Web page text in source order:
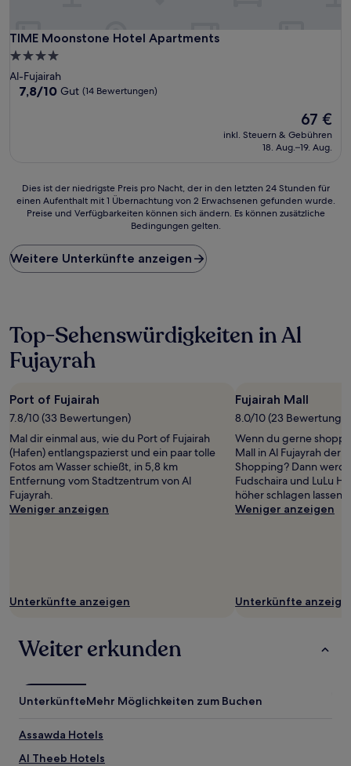
TIME Moonstone Hotel Apartments
TIME Moonstone Hotel Apartments
4.0-
Sterne-
Unterkunft
Al-Fujairah
7.8
7,8/10 Gut (14 Bewertungen)
Der
Preis
beträgt
67 €
inkl. Steuern & Gebühren
18. Aug.–19. Aug.
Dies
ist
Preis
pro
Nacht,
letzten
24 Stunden
für
einen
mit
1 Übernachtung
2 Erwachsenen
gefunden
wurde.
Preise
und
Verfügbarkeiten
zusätzliche
Bedingungen
Dies ist der niedrigste Preis pro Nacht, der in den letzten 24 Stunden für
einen Aufenthalt mit 1 Übernachtung von 2 Erwachsenen gefunden wurde.
Preise und Verfügbarkeiten können sich ändern. Es können zusätzliche
Bedingungen gelten.
Weitere Unterkünfte anzeigen
Top-Sehenswürdigkeiten in Al
Fujayrah
Port of Fujairah
7.8/10 (33 Bewertungen)
Mal dir einmal aus, wie du Port of Fujairah
(Hafen) entlangspazierst und ein paar tolle
Fotos am Wasser schießt, in 5,8 km
Entfernung vom Stadtzentrum von Al
Fujayrah.
Weniger anzeigen
Unterkünfte anzeigen
Fujairah Mall
8.0/10 (23
Wenn du gerne
Mall in Al Fujayrah der
Shopping? Dann
Fudschaira und LuLu
höher schlagen lassen.
Weniger anzeigen
Unterkünfte
Weiter erkunden
UnterkünfteMehr Möglichkeiten zum Buchen
Assawda Hotels
Al Theeb Hotels